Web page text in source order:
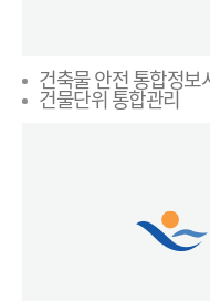
건축물 안전 통합정보
건물단위 통합관리